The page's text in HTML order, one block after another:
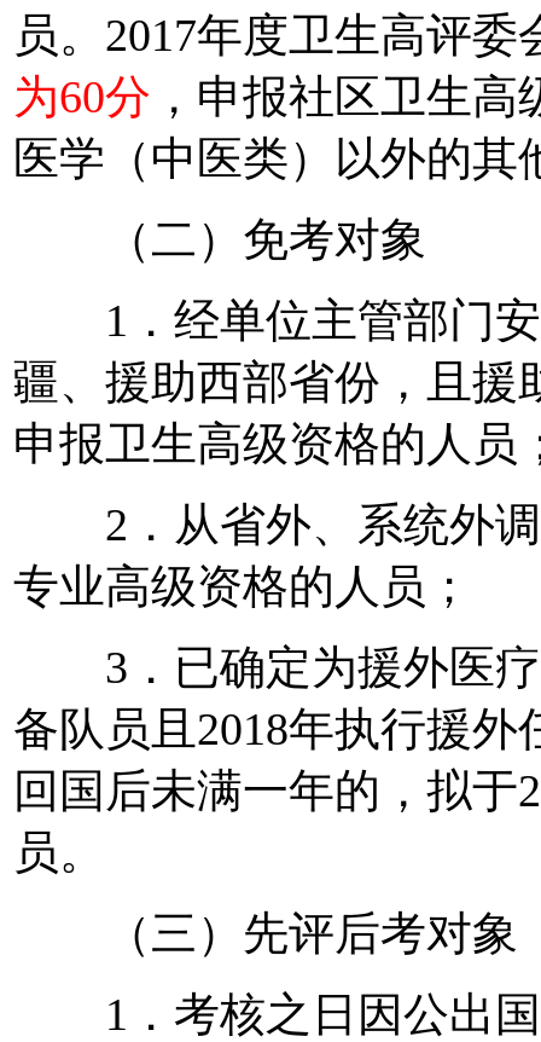
员。2017年度卫生高评
为60分 ，申报社区卫生
医学（中医类）以外的其
（二）免考对象
1．经单位主管部门安
疆、援助西部省份，且援
申报卫生高级资格的人员
2．从省外、系统外调
专业高级资格的人员；
3．已确定为援外医疗
备队员且2018年执行援
回国后未满一年的，拟于
员。
（三）先评后考对象
1．考核之日因公出国